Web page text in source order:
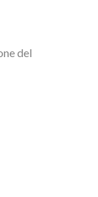
del